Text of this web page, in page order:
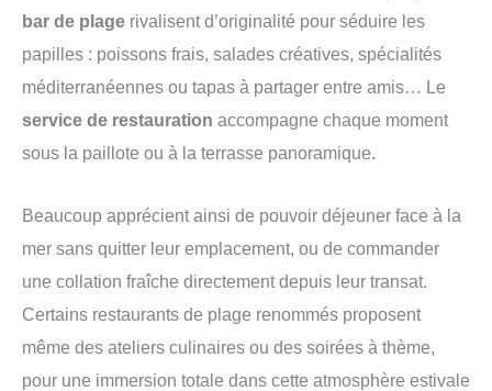
bar de plage rivalisent d’originalité pour séduire les
papilles : poissons frais, salades créatives, spécialités
méditerranéennes ou tapas à partager entre amis… Le
service de restauration accompagne chaque moment
sous la paillote ou à la terrasse panoramique.
Beaucoup apprécient ainsi de pouvoir déjeuner face à la
mer sans quitter leur emplacement, ou de commander
une collation fraîche directement depuis leur transat.
Certains restaurants de plage renommés proposent
même des ateliers culinaires ou des soirées à thème,
pour une immersion totale dans cette atmosphère estivale